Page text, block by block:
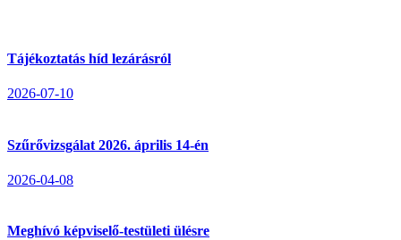
Tájékoztatás híd lezárásról
2026-07-10
Szűrővizsgálat 2026. április 14-én
2026-04-08
Meghívó képviselő-testületi ülésre